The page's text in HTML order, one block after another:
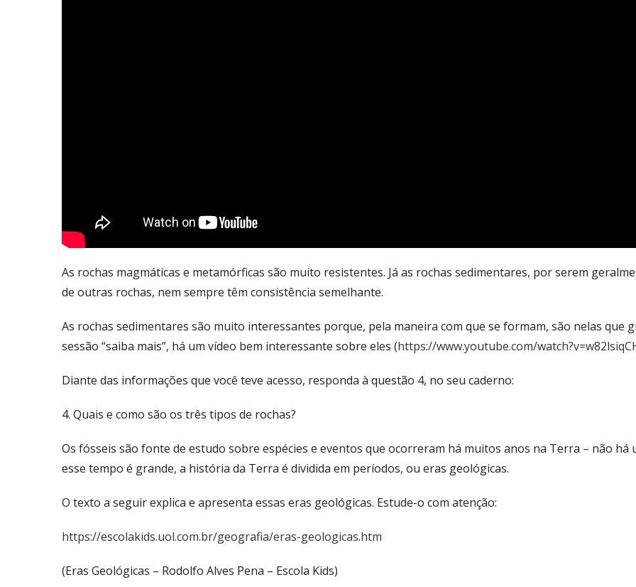
As rochas magmáticas e metamórficas são muito resistentes. Já as rochas sedimentares, por serem
de outras rochas, nem sempre têm consistência semelhante.
As rochas sedimentares são muito interessantes porque, pela maneira com que se formam, são nelas que
sessão “saiba mais”, há um vídeo bem interessante sobre eles (https://www.youtube.com/
Diante das informações que você teve acesso, responda à questão 4, no seu caderno:
4. Quais e como são os três tipos de rochas?
Os fósseis são fonte de estudo sobre espécies e eventos que ocorreram há muitos anos na Terra – não há
esse tempo é grande, a história da Terra é dividida em períodos, ou eras geológicas.
O texto a seguir explica e apresenta essas eras geológicas. Estude-o com atenção:
https://escolakids.uol.com.br/geografia/eras-geologicas.htm
(Eras Geológicas – Rodolfo Alves Pena – Escola Kids)